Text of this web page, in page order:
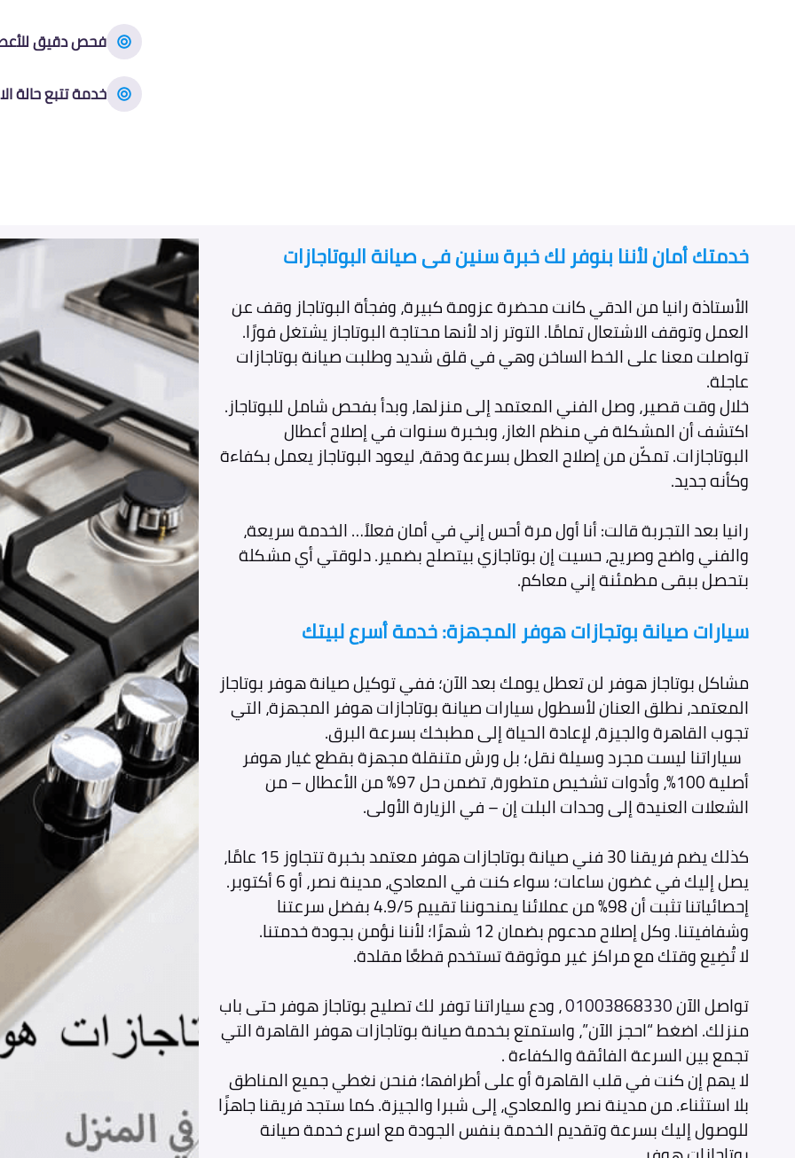
فحص دقيق
خدمة تتبع حالة
خدمتك أمان لأننا بنوفر لك خبرة سنين فى صيانة البوتاجازات
الأستاذة رانيا من الدقي كانت محضرة عزومة كبيرة، وفجأة البوتاجاز وقف عن
العمل وتوقف الاشتعال تمامًا. التوتر زاد لأنها محتاجة البوتاجاز يشتغل فورًا.
تواصلت معنا على الخط الساخن وهي في قلق شديد وطلبت صيانة بوتاجازات
عاجلة.
خلال وقت قصير، وصل الفني المعتمد إلى منزلها، وبدأ بفحص شامل للبوتاجاز.
اكتشف أن المشكلة في منظم الغاز، وبخبرة سنوات في إصلاح أعطال
البوتاجازات. تمكّن من إصلاح العطل بسرعة ودقة، ليعود البوتاجاز يعمل بكفاءة
وكأنه جديد.
رانيا بعد التجربة قالت: أنا أول مرة أحس إني في أمان فعلاً… الخدمة سريعة،
والفني واضح وصريح، حسيت إن بوتاجازي بيتصلح بضمير. دلوقتي أي مشكلة
بتحصل ببقى مطمئنة إني معاكم.
سيارات صيانة بوتجازات هوفر المجهزة: خدمة أسرع لبيتك
مشاكل بوتاجاز هوفر لن تعطل يومك بعد الآن؛ ففي توكيل صيانة هوفر بوتاجاز
المعتمد، نطلق العنان لأسطول سيارات صيانة بوتاجازات هوفر المجهزة، التي
تجوب القاهرة والجيزة، لإعادة الحياة إلى مطبخك بسرعة البرق.
سياراتنا ليست مجرد وسيلة نقل؛ بل ورش متنقلة مجهزة بقطع غيار هوفر
أصلية 100%، وأدوات تشخيص متطورة، تضمن حل 97% من الأعطال – من
الشعلات العنيدة إلى وحدات البلت إن – في الزيارة الأولى.
كذلك يضم فريقنا 30 فني صيانة بوتاجازات هوفر معتمد بخبرة تتجاوز 15 عامًا،
يصل إليك في غضون ساعات؛ سواء كنت في المعادي، مدينة نصر، أو 6 أكتوبر.
إحصائياتنا تثبت أن 98% من عملائنا يمنحوننا تقييم 4.9/5 بفضل سرعتنا
وشفافيتنا. وكل إصلاح مدعوم بضمان 12 شهرًا؛ لأننا نؤمن بجودة خدمتنا.
لا تُضِيع وقتك مع مراكز غير موثوقة تستخدم قطعًا مقلدة.
تواصل الآن01003868330، ودع سياراتنا توفر لك تصليح بوتاجاز هوفر حتى باب
منزلك. اضغط “احجز الآن”، واستمتع بخدمة صيانة بوتاجازات هوفر القاهرة التي
تجمع بين السرعة الفائقة والكفاءة .
لا يهم إن كنت في قلب القاهرة أو على أطرافها؛ فنحن نغطي جميع المناطق
بلا استثناء. من مدينة نصر والمعادي، إلى شبرا والجيزة. كما ستجد فريقنا جاهزًا
للوصول إليك بسرعة وتقديم الخدمة بنفس الجودة مع اسرع خدمة صيانة